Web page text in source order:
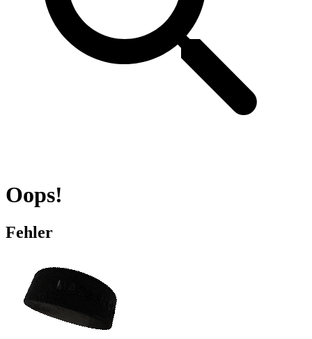
Oops!
Fehler